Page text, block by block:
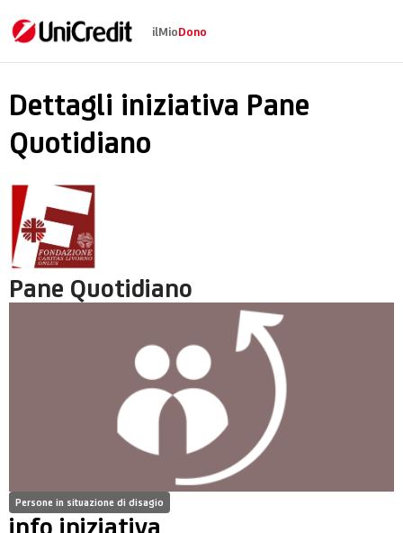
Pane Quotidiano
ilMioDono
Dettagli iniziativa Pane
Quotidiano
Pane Quotidiano
Persone in situazione di disagio
info iniziativa